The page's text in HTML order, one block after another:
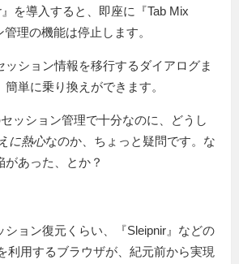
』を導入すると、即座に『Tab Mix
理の機能は停止します。
ッション情報を移行するダイアログま
単に乗り換えができます。
セッション管理で十分なのに、どうし
に熱心なのか、ちょっと疑問です。な
があった、とか？
ション復元くらい、『Sleipnir』などの
利用するブラウザが、紀元前から実現